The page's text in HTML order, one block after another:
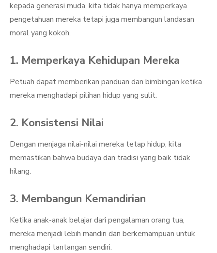
kepada generasi muda, kita tidak hanya memperkaya
pengetahuan mereka tetapi juga membangun landasan
moral yang kokoh.
1. Memperkaya Kehidupan Mereka
Petuah dapat memberikan panduan dan bimbingan ketika
mereka menghadapi pilihan hidup yang sulit.
2. Konsistensi Nilai
Dengan menjaga nilai-nilai mereka tetap hidup, kita
memastikan bahwa budaya dan tradisi yang baik tidak
hilang.
3. Membangun Kemandirian
Ketika anak-anak belajar dari pengalaman orang tua,
mereka menjadi lebih mandiri dan berkemampuan untuk
menghadapi tantangan sendiri.